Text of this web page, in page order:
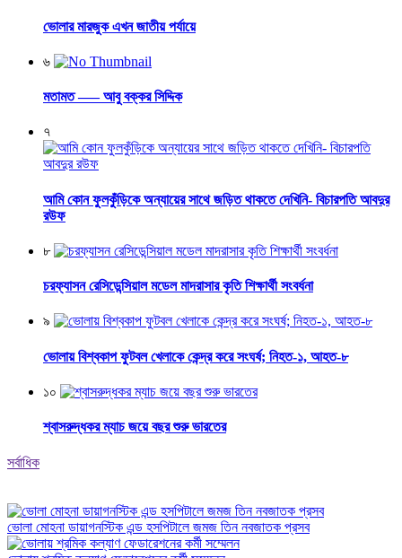
ভোলার মারজুক এখন জাতীয় পর্যায়ে
৬
মতামত —– আবু বক্কর সিদ্দিক
৭
আমি কোন ফুলকুঁড়িকে অন্যায়ের সাথে জড়িত থাকতে দেখিনি- বিচারপতি আবদুর
রউফ
৮
চরফ্যাসন রেসিডেন্সিয়াল মডেল মাদরাসার কৃতি শিক্ষার্থী সংবর্ধনা
৯
ভোলায় বিশ্বকাপ ফুটবল খেলাকে কেন্দ্র করে সংঘর্ষ; নিহত-১, আহত-৮
১০
শ্বাসরুদ্ধকর ম্যাচ জয়ে বছর শুরু ভারতের
সর্বাধিক
ভোলা মোহনা ডায়াগনস্টিক এন্ড হসপিটালে জমজ তিন নবজাতক প্রসব